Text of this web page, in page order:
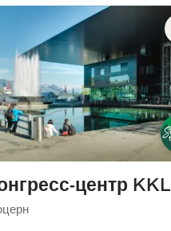
центр KKL